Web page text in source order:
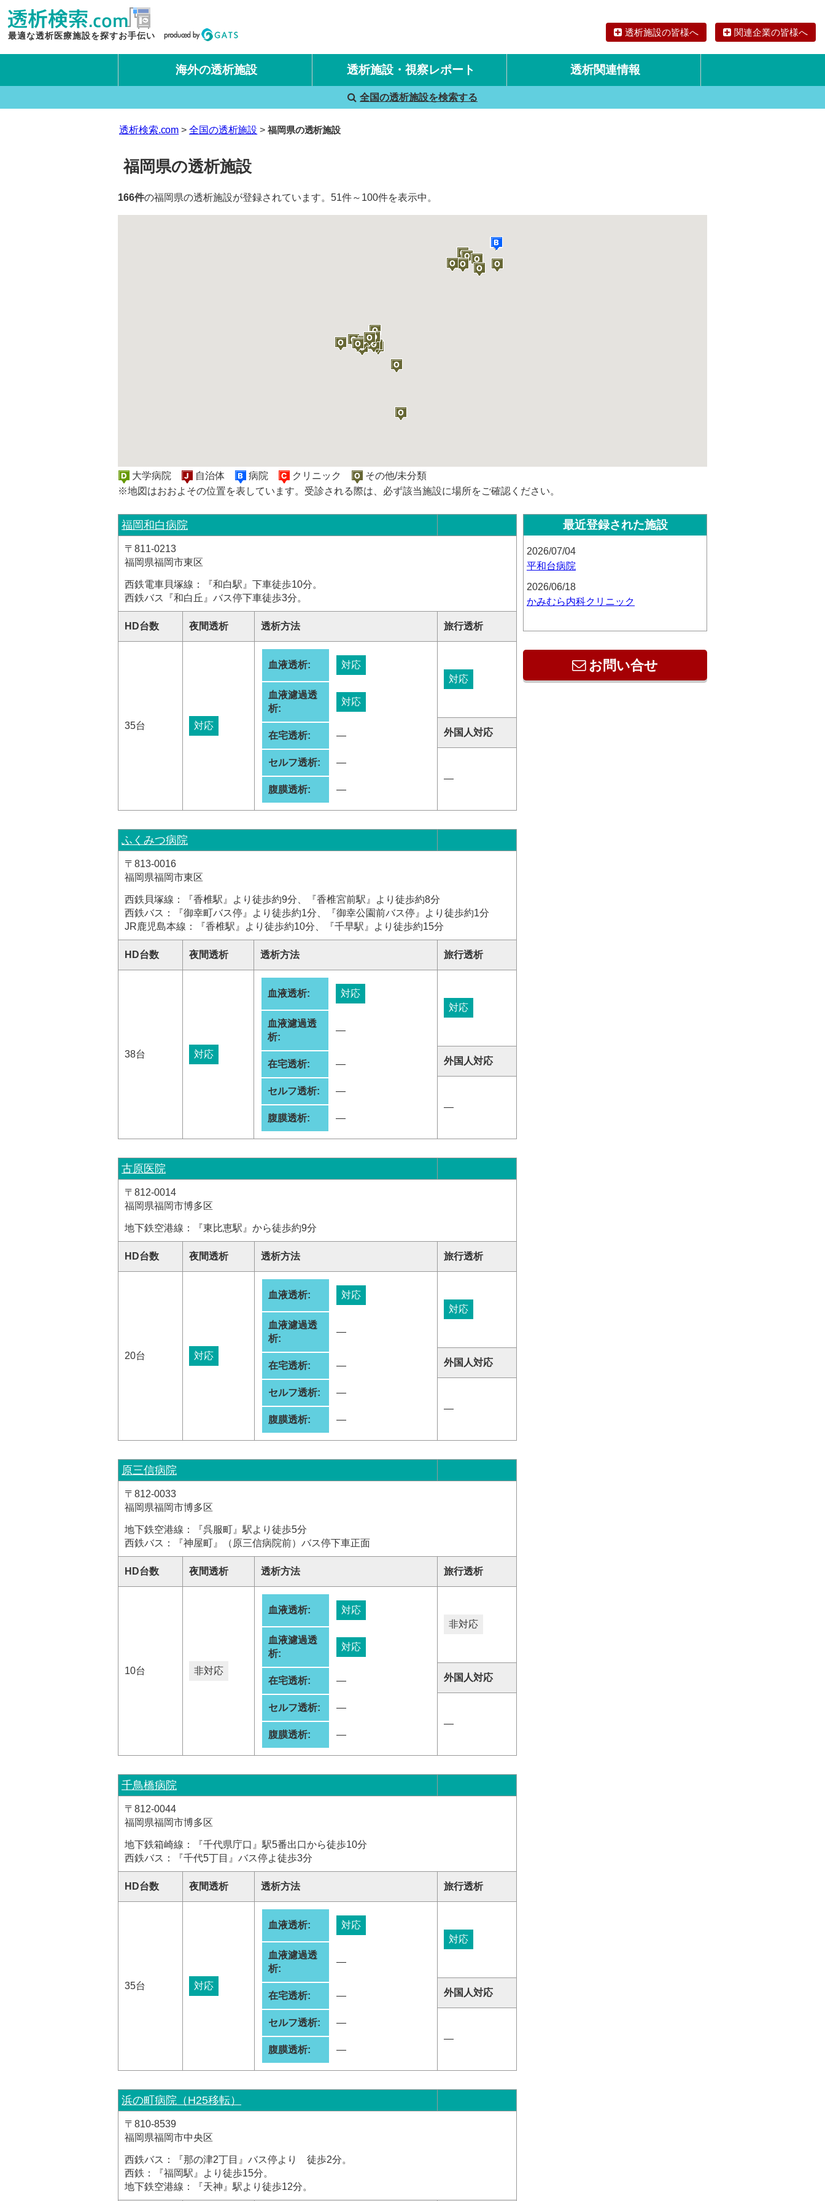
最適な透析医療施設を探すお手伝い 透析施設の皆様へ 関連企業の皆様へ
海外の透析施設 透析施設・視察レポート
国内旅行透析レポート
海外旅行透析レポート
透析関連情報
全国の透析施設を検索する
透析検索.com 全国の透析施設 福岡県の透析施設
福岡県の透析施設
166件の福岡県の透析施設が登録されています。51件～100件を表示中。
大学病院 自治体 病院 クリニック
その他/未分類
※地図はおおよその位置を表しています。受診される際は、必ず該当施設に場所をご確認ください。
福岡和白病院
〒811-0213
福岡県福岡市東区
西鉄電車貝塚線：『和白駅』下車徒歩10分。
西鉄バス『和白丘』バス停下車徒歩3分。
HD台数 夜間透析 透析方法 旅行透析
35台 対応
血液透析: 対応
血液濾過透
析:
対応
在宅透析: ―
セルフ透析: ―
腹膜透析: ―
対応
外国人対応
―
ふくみつ病院
〒813-0016
福岡県福岡市東区
西鉄貝塚線：『香椎駅』より徒歩約9分、『香椎宮前駅』より徒歩約8分
西鉄バス：『御幸町バス停』より徒歩約1分、『御幸公園前バス停』より徒歩約1分
JR鹿児島本線：『香椎駅』より徒歩約10分、『千早駅』より徒歩約15分
HD台数 夜間透析 透析方法 旅行透析
38台 対応
血液透析: 対応
血液濾過透
析:
―
在宅透析: ―
セルフ透析: ―
腹膜透析: ―
対応
外国人対応
―
古原医院
〒812-0014
福岡県福岡市博多区
地下鉄空港線：『東比恵駅』から徒歩約9分
HD台数 夜間透析 透析方法 旅行透析
20台 対応
血液透析: 対応
血液濾過透
析:
―
在宅透析: ―
セルフ透析: ―
腹膜透析: ―
対応
外国人対応
―
原三信病院
〒812-0033
福岡県福岡市博多区
地下鉄空港線：『呉服町』駅より徒歩5分
西鉄バス：『神屋町』（原三信病院前）バス停下車正面
HD台数 夜間透析 透析方法 旅行透析
10台 非対応
血液透析: 対応
血液濾過透
析:
対応
在宅透析: ―
セルフ透析: ―
腹膜透析: ―
非対応
外国人対応
―
千鳥橋病院
〒812-0044
福岡県福岡市博多区
地下鉄箱崎線：『千代県庁口』駅5番出口から徒歩10分
西鉄バス：『千代5丁目』バス停よ徒歩3分
HD台数 夜間透析 透析方法 旅行透析
35台 対応
血液透析: 対応
血液濾過透
析:
―
在宅透析: ―
セルフ透析: ―
腹膜透析: ―
対応
外国人対応
―
浜の町病院（H25移転）
〒810-8539
福岡県福岡市中央区
西鉄バス：『那の津2丁目』バス停より 徒歩2分。
西鉄：『福岡駅』より徒歩15分。
地下鉄空港線：『天神』駅より徒歩12分。
最近登録された施設
2026/07/04
平和台病院
2026/06/18
かみむら内科クリニック
お問い合せ